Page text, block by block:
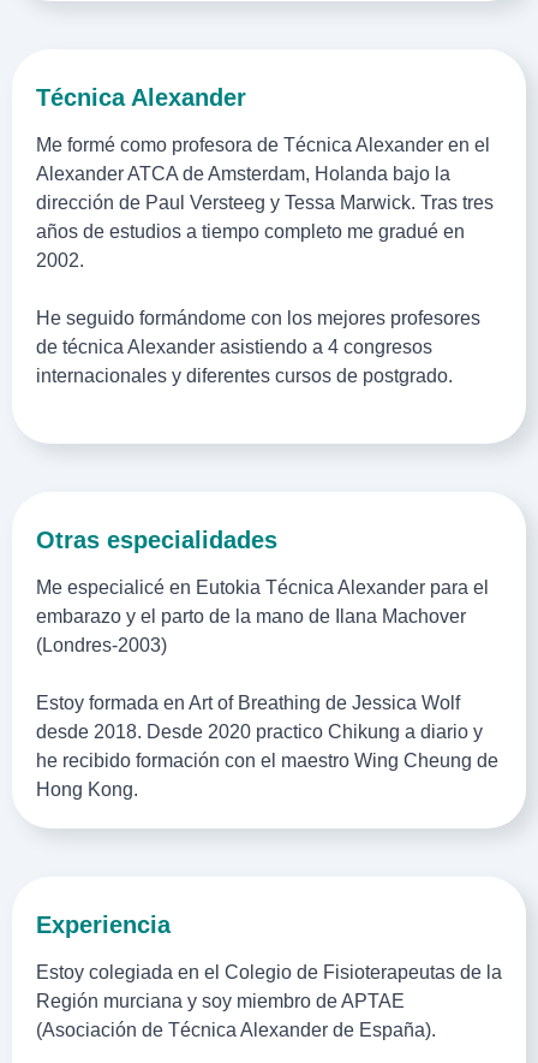
Técnica Alexander
Me formé como profesora de Técnica Alexander en el
AlexanderATCA de Amsterdam, Holanda bajo la
dirección de Paul Versteeg y Tessa Marwick. Tras tres
años de estudios a tiempo completo me gradué en
2002.
He seguido formándome con los mejores profesores
de técnica Alexander asistiendo a 4 congresos
internacionales y diferentes cursos de postgrado.
Otras especialidades
Me especialicé en Eutokia Técnica Alexander para el
embarazo y el parto de la mano de Ilana Machover
(Londres-2003)
Estoy formada en Art of Breathing de Jessica Wolf
desde 2018. Desde 2020 practico Chikung a diario y
he recibido formación con el maestro Wing Cheung de
Hong Kong.
Experiencia
Estoy colegiada en el Colegio de Fisioterapeutas de la
Región murciana y soy miembro de APTAE
(Asociación de Técnica Alexander de España).